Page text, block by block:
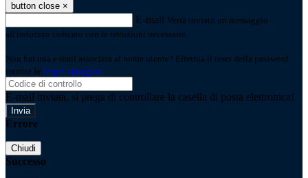
button close ×
E-mail Verrà inviato un messaggio
all'indirizzo indicato con le istruzioni necessarie.
Non hai una e-mail associata al nome utente? Effettua il reset della password
tramite la Login Spaggiari
E-mail inviata, si prega di controllare la casella di posta elettronica!
Errore
Chiudi
Successo